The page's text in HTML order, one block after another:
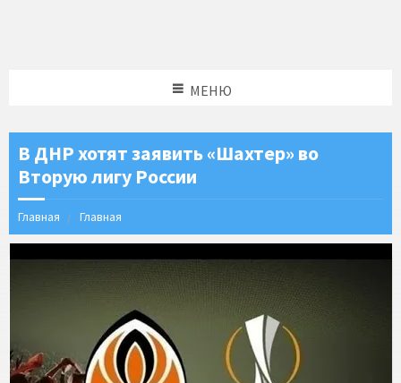
МЕНЮ
В ДНР хотят заявить «Шахтер» во
Вторую лигу России
Главная Главная